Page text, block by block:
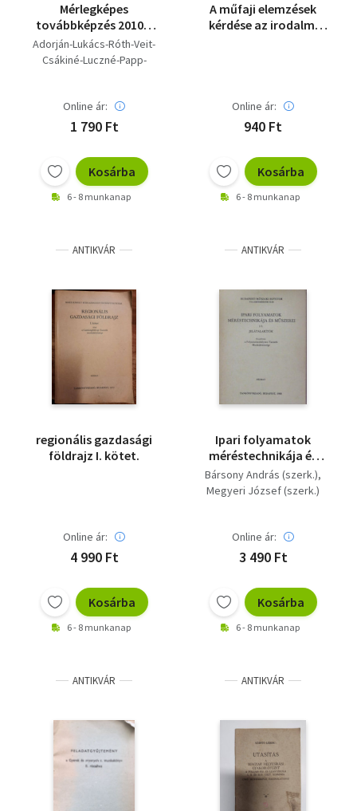
Mérlegképes
továbbképzés 2010. (
vállalkozási
szakterület)
Adorján-Lukács-Róth-Veit-
Csákiné-Luczné-Papp-
Online ár:
1 790 Ft
Kosárba
6 - 8 munkanap
A műfaji elemzések
kérdése az irodalmi
Online ár:
940 Ft
Kosárba
6 - 8 munkanap
ANTIKVÁR
regionális gazdasági
földrajz I. kötet.
Online ár:
4 990 Ft
Kosárba
6 - 8 munkanap
ANTIKVÁR
Ipari folyamatok
méréstechnikája és
műszerei I/1-2.
Bársony András (szerk.)
Megyeri József (szerk.)
Online ár:
3 490 Ft
Kosárba
6 - 8 munkanap
ANTIKVÁR ANTIKVÁR